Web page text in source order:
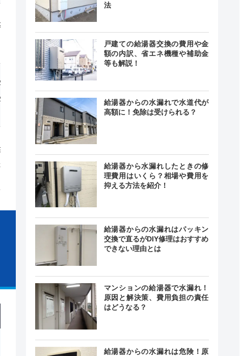
時間 年中
最短20分
時間365日
時間365日
GPSシステ
ムで30分ス
ピード訪
問！！
～18:00
事は可能）
法
戸建ての給湯器交換の費用や金
額の内訳、省エネ機種や補助金
等も解説！
給湯器からの水漏れで水道代が
高額に！免除は受けられる？
給湯器から水漏れしたときの修
理費用はいくら？相場や費用を
抑える方法を紹介！
給湯器からの水漏れはパッキン
交換で直るがDIY修理はおすすめ
できない理由とは
マンションの給湯器で水漏れ！
原因と解決策、費用負担の責任
はどうなる？
給湯器からの水漏れは危険！原